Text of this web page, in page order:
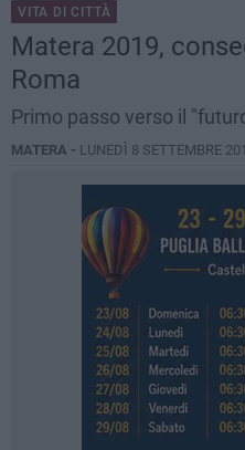
VITA DI CITTÀ
Matera 2019,
Roma
Primo passo verso il
MATERA - LUNEDÌ 8 SETTEMBRE